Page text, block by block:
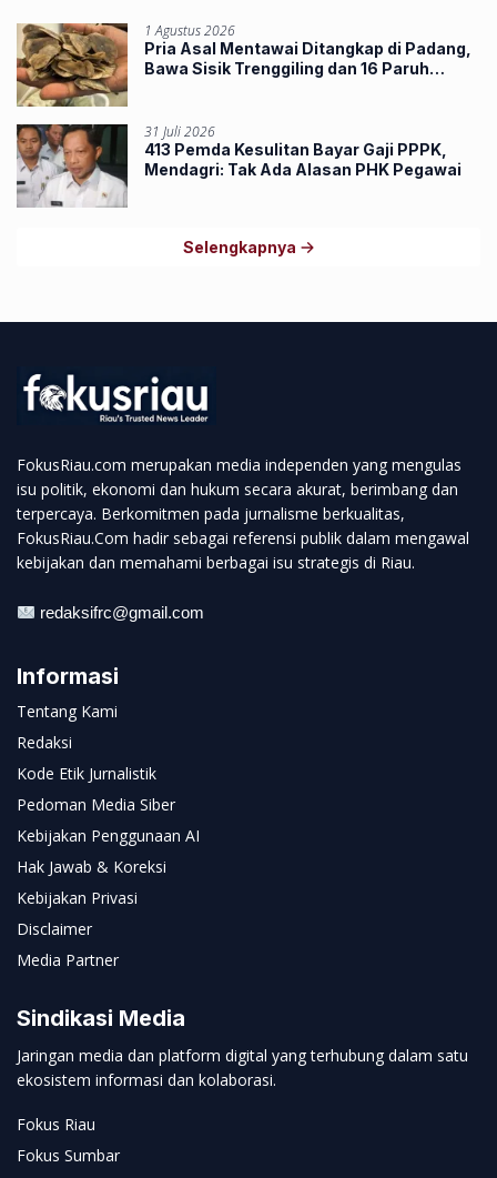
1 Agustus 2026
Pria Asal Mentawai Ditangkap di Padang,
Bawa Sisik Trenggiling dan 16 Paruh
31 Juli 2026
413 Pemda Kesulitan Bayar Gaji PPPK,
Mendagri: Tak Ada Alasan PHK Pegawai
Selengkapnya
FokusRiau.com merupakan media independen yang mengulas
isu politik, ekonomi dan hukum secara akurat, berimbang dan
terpercaya. Berkomitmen pada jurnalisme berkualitas,
FokusRiau.Com hadir sebagai referensi publik dalam mengawal
kebijakan dan memahami berbagai isu strategis di Riau.
redaksifrc@gmail.com
Informasi
Tentang Kami
Redaksi
Kode Etik Jurnalistik
Pedoman Media Siber
Kebijakan Penggunaan AI
Hak Jawab & Koreksi
Kebijakan Privasi
Disclaimer
Media Partner
Sindikasi Media
Jaringan media dan platform digital yang terhubung dalam satu
ekosistem informasi dan kolaborasi.
Fokus Riau
Fokus Sumbar